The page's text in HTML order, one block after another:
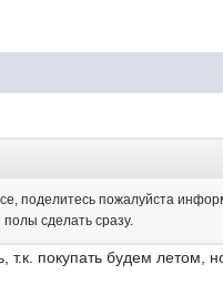
поделитесь пожалуйста
сделать сразу.
покупать будем летом,